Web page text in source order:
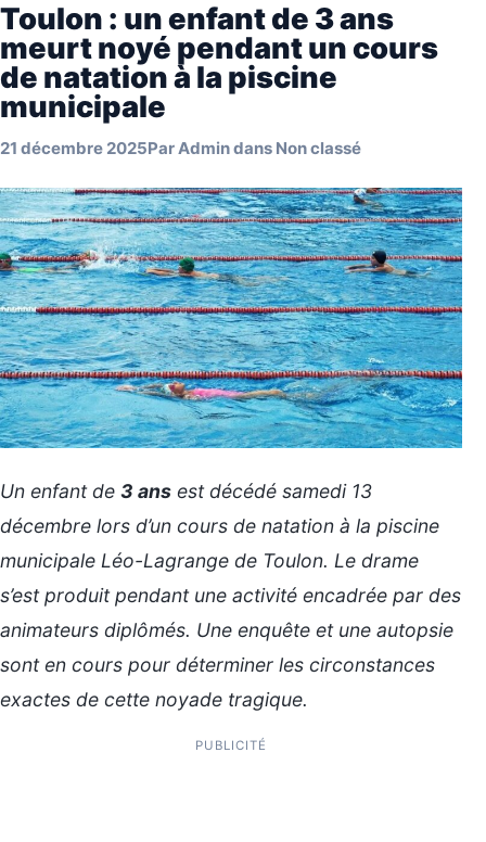
Toulon : un enfant de 3 ans
meurt noyé pendant un cours
de natation à la piscine
municipale
21 décembre 2025ParAdmindans Non classé
Un enfant de 3 ans est décédé samedi 13
décembre lors d’un cours de natation à la piscine
municipale Léo-Lagrange de Toulon. Le drame
s’est produit pendant une activité encadrée par des
animateurs diplômés. Une enquête et une autopsie
sont en cours pour déterminer les circonstances
exactes de cette noyade tragique.
PUBLICITÉ